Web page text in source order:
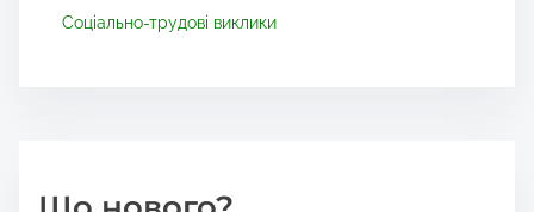
Соціально-трудові виклики